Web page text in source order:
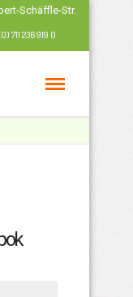
Schäffle-Str.
711 236 919 0